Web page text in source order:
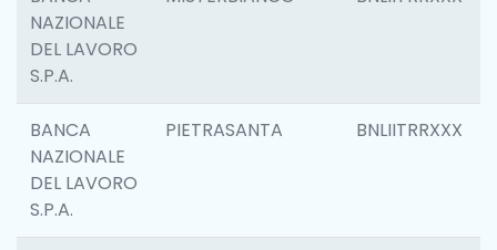
NAZIONALE
DEL LAVORO
S.P.A.
BANCA
NAZIONALE
DEL LAVORO
S.P.A.
PIETRASANTA BNLIITRRXXX